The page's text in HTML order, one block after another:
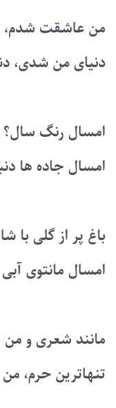
من عاشقت شدم،
دنیای من شدی،
امسال رنگ سال؟
امسال جاده ها
باغ پر از گلی با
امسال مانتوی
مانند شعری و
تنهاترین حرم،